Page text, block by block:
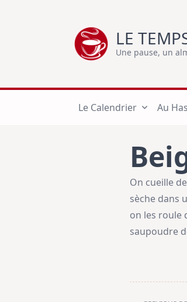
LE
Une pause, un
Le Calendrier Au
On cueille
sèche dans
on les roule
saupoudre